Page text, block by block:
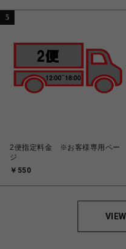
5
2便指定料金 ※お客様専用ペー
ジ
￥550